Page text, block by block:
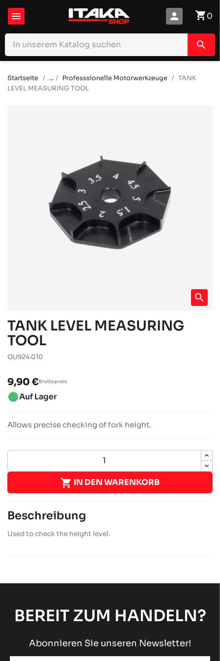
 shopping_cart0
person
search
Startseite ... Professsionelle Motorwerkzeuge
TANK
LEVEL MEASURING TOOL
search
TANK LEVEL MEASURING
TOOL
OU924.010
9,90 €Bruttopreis
brightness_1Auf Lager
Allows precise checking of fork height.
 IN DEN WARENKORB
Beschreibung
Used to check the height level.
BEREIT ZUM HANDELN?
Abonnieren Sie unseren Newsletter!